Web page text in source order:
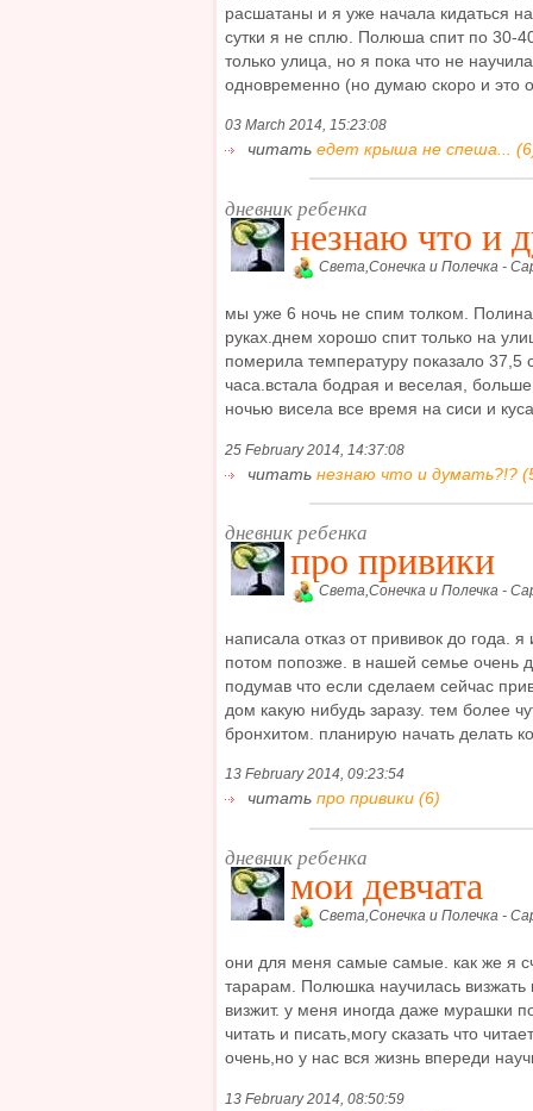
расшатаны и я уже начала кидаться
сутки я не сплю. Полюша спит по 30-
только улица, но я пока что не
одновременно (но думаю скоро и это
03 March 2014, 15:23:08
читать едет крыша не спеша...
дневник ребенка
незнаю что и
Света,Сонечка и Полечка -
мы уже 6 ночь не спим толком. Полина
руках.днем хорошо спит только на
померила температуру показало 37,5
часа.встала бодрая и веселая,
ночью висела все время на сиси и
25 February 2014, 14:37:08
читать незнаю что и думать?!?
дневник ребенка
про привики
Света,Сонечка и Полечка -
написала отказ от прививок до года.
потом попозже. в нашей семье очень
подумав что если сделаем сейчас
дом какую нибудь заразу. тем более
бронхитом. планирую начать делать
13 February 2014, 09:23:54
читать про привики (6)
дневник ребенка
мои девчата
Света,Сонечка и Полечка -
они для меня самые самые. как же я
тарарам. Полюшка научилась визжать
визжит. у меня иногда даже мурашки
читать и писать,могу сказать что
очень,но у нас вся жизнь впереди
13 February 2014, 08:50:59